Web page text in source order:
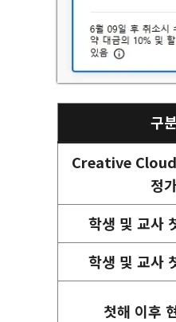
구
Creative Cloud
정
학생 및 교사
학생 및 교사
첫해 이후